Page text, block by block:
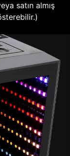
satın almış